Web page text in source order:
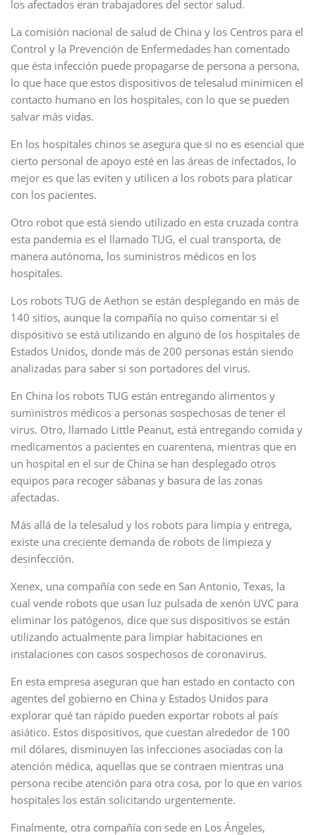
los afectados eran trabajadores del sector salud.
La comisión nacional de salud de China y los Centros para el
Control y la Prevención de Enfermedades han comentado
que ésta infección puede propagarse de persona a persona,
lo que hace que estos dispositivos de telesalud minimicen el
contacto humano en los hospitales, con lo que se pueden
salvar más vidas.
En los hospitales chinos se asegura que si no es esencial que
cierto personal de apoyo esté en las áreas de infectados, lo
mejor es que las eviten y utilicen a los robots para platicar
con los pacientes.
Otro robot que está siendo utilizado en esta cruzada contra
esta pandemia es el llamado TUG, el cual transporta, de
manera autónoma, los suministros médicos en los
hospitales.
Los robots TUG de Aethon se están desplegando en más de
140 sitios, aunque la compañía no quiso comentar si el
dispositivo se está utilizando en alguno de los hospitales de
Estados Unidos, donde más de 200 personas están siendo
analizadas para saber si son portadores del virus.
En China los robots TUG están entregando alimentos y
suministros médicos a personas sospechosas de tener el
virus. Otro, llamado Little Peanut, está entregando comida y
medicamentos a pacientes en cuarentena, mientras que en
un hospital en el sur de China se han desplegado otros
equipos para recoger sábanas y basura de las zonas
afectadas.
Más allá de la telesalud y los robots para limpia y entrega,
existe una creciente demanda de robots de limpieza y
desinfección.
Xenex, una compañía con sede en San Antonio, Texas, la
cual vende robots que usan luz pulsada de xenón UVC para
eliminar los patógenos, dice que sus dispositivos se están
utilizando actualmente para limpiar habitaciones en
instalaciones con casos sospechosos de coronavirus.
En esta empresa aseguran que han estado en contacto con
agentes del gobierno en China y Estados Unidos para
explorar qué tan rápido pueden exportar robots al país
asiático. Estos dispositivos, que cuestan alrededor de 100
mil dólares, disminuyen las infecciones asociadas con la
atención médica, aquellas que se contraen mientras una
persona recibe atención para otra cosa, por lo que en varios
hospitales los están solicitando urgentemente.
Finalmente, otra compañía con sede en Los Ángeles,